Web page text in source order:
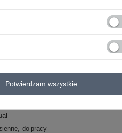
do pracy
Potwierdzam wszystkie